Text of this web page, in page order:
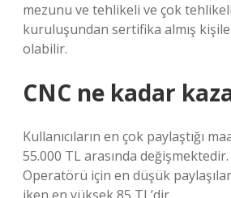
mezunu ve tehlikeli ve çok
kuruluşundan sertifika almış
olabilir.
CNC ne kadar
Kullanıcıların en çok paylaştığı
55.000 TL arasında
Operatörü için en düşük